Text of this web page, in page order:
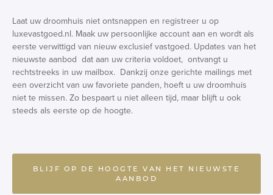
Laat uw droomhuis niet ontsnappen en registreer u op
luxevastgoed.nl. Maak uw persoonlijke account aan en wordt als
eerste verwittigd van nieuw exclusief vastgoed. Updates van het
nieuwste aanbod dat aan uw criteria voldoet, ontvangt u
rechtstreeks in uw mailbox. Dankzij onze gerichte mailings met
een overzicht van uw favoriete panden, hoeft u uw droomhuis
niet te missen. Zo bespaart u niet alleen tijd, maar blijft u ook
steeds als eerste op de hoogte.
BLIJF OP DE HOOGTE VAN HET NIEUWSTE
AANBOD